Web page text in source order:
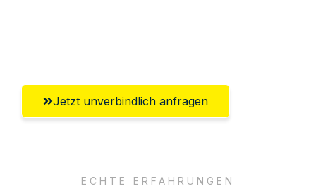
Jetzt unverbindlich anfragen
ECHTE ERFAHRUNGEN